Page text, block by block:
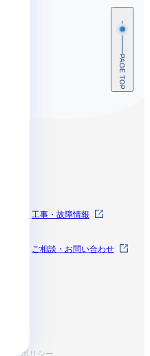
PAGE TOP
工事・故障情報
ご相談・お問い合わせ
規約・ポリシー